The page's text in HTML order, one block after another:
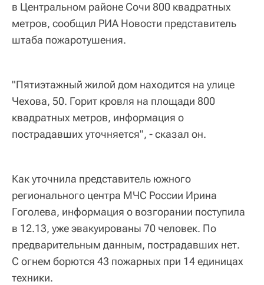
в Центральном районе Сочи 800 квадратных
метров, сообщил РИА Новости представитель
штаба пожаротушения.
"Пятиэтажный жилой дом находится на улице
Чехова, 50. Горит кровля на площади 800
квадратных метров, информация о
пострадавших уточняется", - сказал он.
Как уточнила представитель южного
регионального центра МЧС России Ирина
Гоголева, информация о возгорании поступила
в 12.13, уже эвакуированы 70 человек. По
предварительным данным, пострадавших нет.
С огнем борются 43 пожарных при 14 единицах
техники.